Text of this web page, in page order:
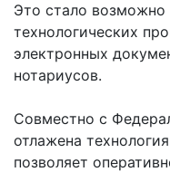
Это стало возможно
технологических
электронных
нотариусов.
Совместно с
отлажена
позволяет